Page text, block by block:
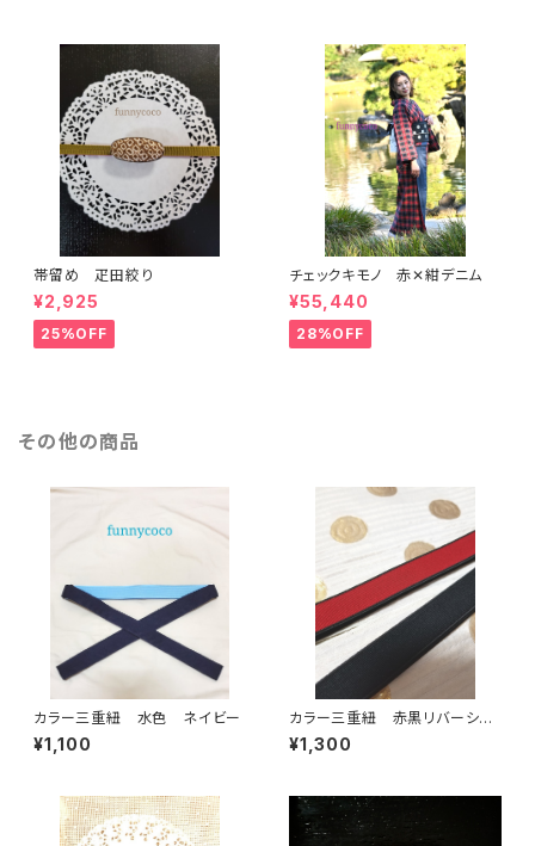
帯留め 疋田絞り
¥2,925
25%OFF
チェックキモノ 赤✕紺デニム
¥55,440
28%OFF
その他の商品
カラー三重紐 水色 ネイビー
¥1,100
カラー三重紐 赤黒リバーシブ
ル✕黒
¥1,300